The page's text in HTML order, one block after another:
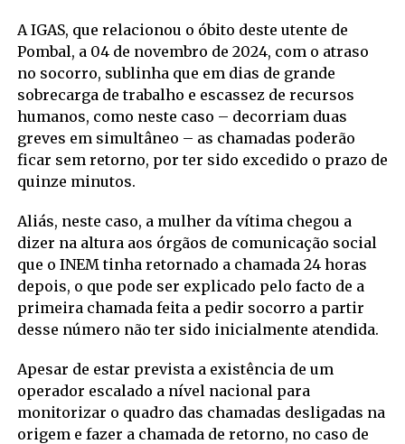
A IGAS, que relacionou o óbito deste utente de
Pombal, a 04 de novembro de 2024, com o atraso
no socorro, sublinha que em dias de grande
sobrecarga de trabalho e escassez de recursos
humanos, como neste caso – decorriam duas
greves em simultâneo – as chamadas poderão
ficar sem retorno, por ter sido excedido o prazo de
quinze minutos.
Aliás, neste caso, a mulher da vítima chegou a
dizer na altura aos órgãos de comunicação social
que o INEM tinha retornado a chamada 24 horas
depois, o que pode ser explicado pelo facto de a
primeira chamada feita a pedir socorro a partir
desse número não ter sido inicialmente atendida.
Apesar de estar prevista a existência de um
operador escalado a nível nacional para
monitorizar o quadro das chamadas desligadas na
origem e fazer a chamada de retorno, no caso de